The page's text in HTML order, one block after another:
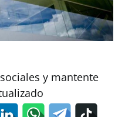
y mantente